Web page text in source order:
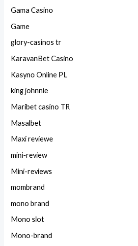
Gama Casino
Game
glory-casinos tr
KaravanBet Casino
Kasyno Online PL
king johnnie
Maribet casino TR
Masalbet
Maxi reviewe
mini-review
Mini-reviews
mombrand
mono brand
Mono slot
Mono-brand